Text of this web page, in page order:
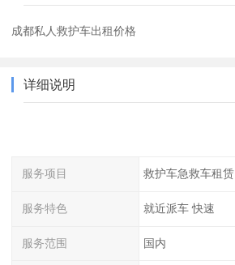
成都私人救护车出租价格
详细说明
服务项目 救护车急救车租赁
服务特色 就近派车 快速
服务范围 国内